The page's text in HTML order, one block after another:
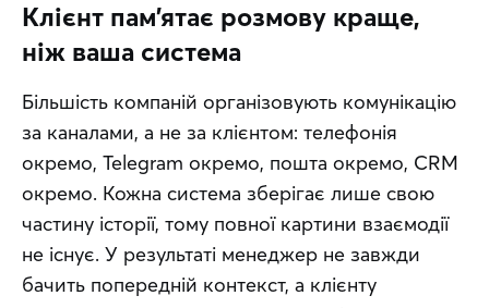
Клієнт пам'ятає розмову краще,
ніж ваша система
Більшість компаній організовують комунікацію
за каналами, а не за клієнтом: телефонія
окремо, Telegram окремо, пошта окремо, CRM
окремо. Кожна система зберігає лише свою
частину історії, тому повної картини взаємодії
не існує. У результаті менеджер не завжди
бачить попередній контекст, а клієнту